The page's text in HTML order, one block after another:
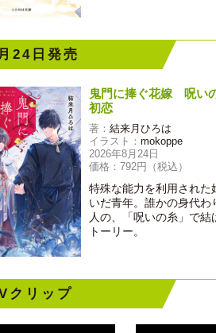
24日発売
鬼門に捧ぐ花嫁 呪い
初恋
著： 結来月ひろは
イラスト： mokoppe
2026年8月24日
価格：792円（税込）
特殊な能力を利用された
いだ青年。誰かの身代わ
人の、「呪いの糸」で結
トーリー。
クリップ